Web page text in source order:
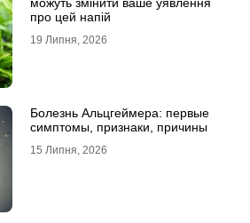
можуть змінити ваше уявлення
про цей напій
19 Липня, 2026
Болезнь Альцгеймера: первые
симптомы, признаки, причины
15 Липня, 2026